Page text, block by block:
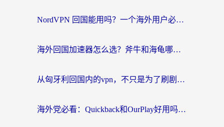
NordVPN 回国能用吗？一个海外用户必须面对的真实困境
海外回国加速器怎么选？斧牛和海龟哪个好？一篇帮你避开坑的实用指南
从匈牙利回国内的vpn，不只是为了刷剧那么简单
海外党必看：Quickback和OurPlay好用吗？3分钟选对回国加速器，无缝刷剧玩游戏